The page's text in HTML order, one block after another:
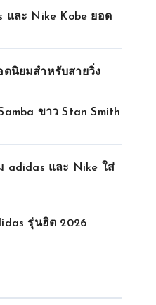
และ Nike Kobe ยอด
ดนิยมสำหรับสายวิ่ง
ขาว Stan Smith
adidas และ Nike ใส่
รุ่นฮิต 2026